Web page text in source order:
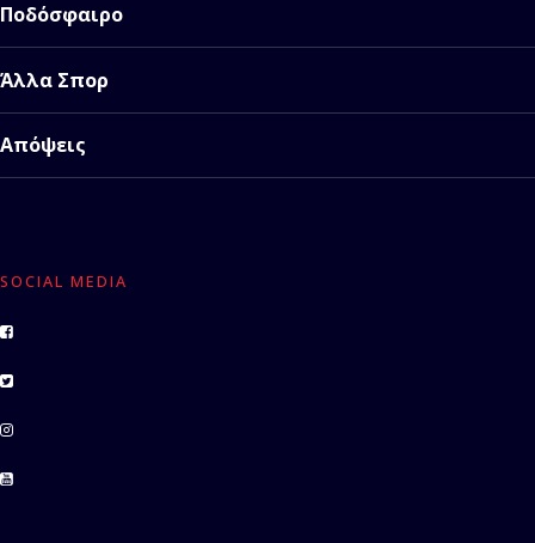
Ποδόσφαιρο
Άλλα Σπορ
Απόψεις
SOCIAL MEDIA